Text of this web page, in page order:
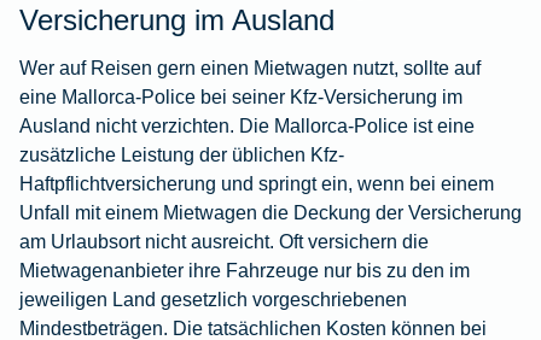
Versicherung im Ausland
Wer auf Reisen gern einen Mietwagen nutzt, sollte auf
eine Mallorca-Police bei seiner Kfz-Versicherung im
Ausland nicht verzichten. Die Mallorca-Police ist eine
zusätzliche Leistung der üblichen Kfz-
Haftpflichtversicherung und springt ein, wenn bei einem
Unfall mit einem Mietwagen die Deckung der Versicherung
am Urlaubsort nicht ausreicht. Oft versichern die
Mietwagenanbieter ihre Fahrzeuge nur bis zu den im
jeweiligen Land gesetzlich vorgeschriebenen
Mindestbeträgen. Die tatsächlichen Kosten können bei